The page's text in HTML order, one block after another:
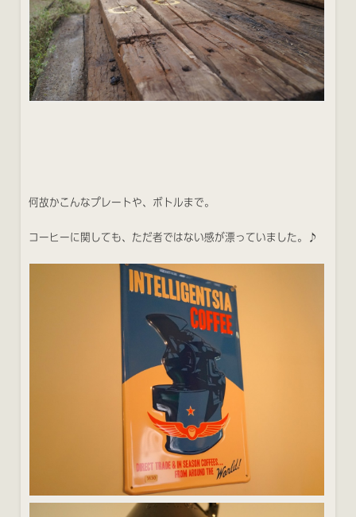
何故かこんなプレートや、ボトルまで。
コーヒーに関しても、ただ者ではない感が漂っていました。♪